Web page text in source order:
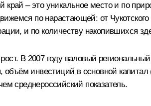
– это уникальное место и по
по нарастающей: от
и по количеству накопившихся
В 2007 году валовый
инвестиций в основной
среднероссийский показатель.